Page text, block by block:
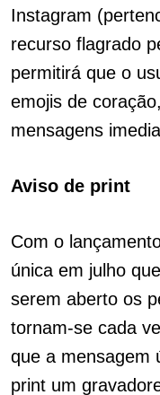
Instagram
recurso flagrado
permitirá que o
emojis de
mensagens
Aviso de print
Com o
única em julho
serem aberto os
tornam-se cada
que a mensagem
print um